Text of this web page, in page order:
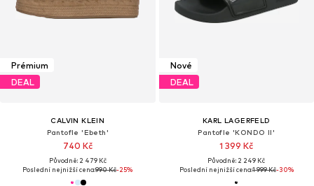
Prémium
DEAL
CALVIN KLEIN
Pantofle 'Ebeth'
740 Kč
Původně: 2 479 Kč
Poslední nejnižší cena:990 Kč-25%
Nové
DEAL
KARL LAGERFELD
Pantofle 'KONDO II'
1 399 Kč
Původně: 2 249 Kč
Poslední nejnižší cena:1 999 Kč-30%